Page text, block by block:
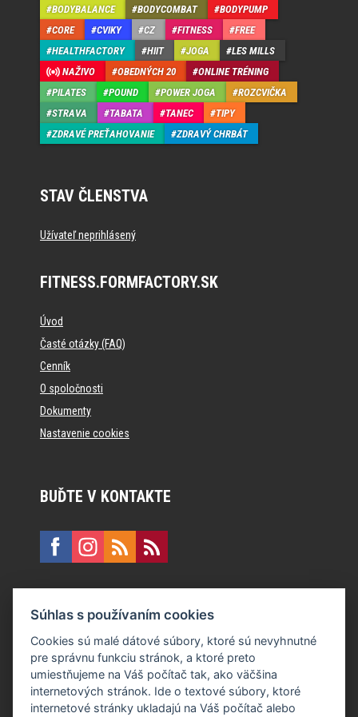
BODYBALANCE
BODYCOMBAT
BODYPUMP
CORE
CVIKY CZ FITNESS
FREE
HEALTHFACTORY
HIIT JOGA
LES MILLS
NAŽIVO
OBEDNÝCH 20
ONLINE TRÉNING
PILATES
POUND POWER JOGA
ROZCVIČKA
STRAVA
TABATA TANEC
TIPY
ZDRAVÉ PREŤAHOVANIE
ZDRAVÝ CHRBÁT
STAV ČLENSTVA
Užívateľ neprihlásený
FITNESS.FORMFACTORY.SK
Úvod
Časté otázky (FAQ)
Cenník
O spoločnosti
Dokumenty
Nastavenie cookies
BUĎTE V KONTAKTE
E:recepcia@formfactory.sk
Form Factory Slovakia s.r.o., Ružová dolina 480/6, 821 08
Bratislava
Súhlas s používaním cookies
Cookies sú malé dátové súbory, ktoré sú nevyhnutné
pre správnu funkciu stránok, a ktoré preto
umiestňujeme na Váš počítač tak, ako väčšina
internetových stránok. Ide o textové súbory, ktoré
internetové stránky ukladajú na Váš počítač alebo